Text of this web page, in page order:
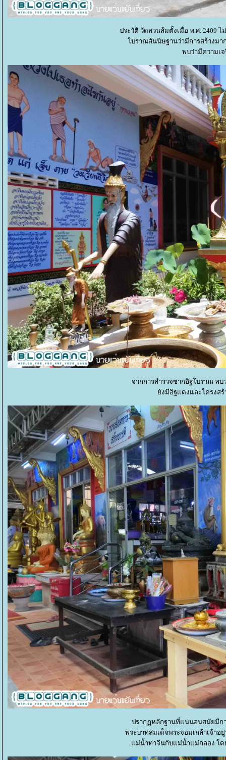
ประวัติ วัดสวนส้มตั้งเมื่อ พ.ศ. 2409
บราณสันนิษฐานว่ามีการสร้างม
พบว่ามีความเ
จากการสำรวจซากอิฐโบราณ พ
งมีอิฐแดงและโครงสร้
ปรากฏหลักฐานที่แน่นอนสมัยมีก
พระบาทสมเด็จพระจอมเกล้าเจ้า
ม่น้ำท่าจีนกับแม่น้ำแม่กลอง โด